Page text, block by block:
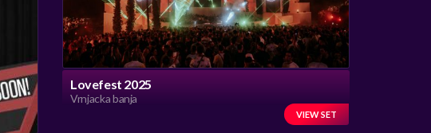
Lovefest 2025
Vrnjacka banja
VIEW SET